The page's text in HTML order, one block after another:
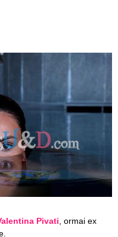
Pivati , ormai ex